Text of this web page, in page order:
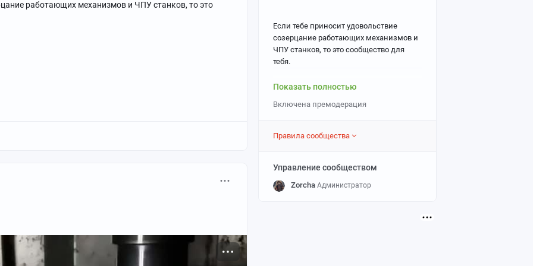
Если тебе приносит удовольствие
созерцание работающих механизмов и
ЧПУ станков, то это сообщество для
тебя.
телеграмиВКвсе самое интересное
Показать полностью
Включена премодерация
Правила сообщества
Управление сообществом
Zorcha Администратор
работающих механизмов и ЧПУ станков, то это